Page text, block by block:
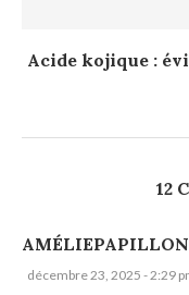
Acide kojique :
12
AMÉLIEPAPILLON
décembre 23, 2025 - 2:29